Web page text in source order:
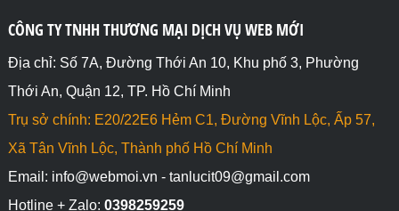
CÔNG TY TNHH THƯƠNG MẠI DỊCH VỤ WEB MỚI
Địa chỉ: Số 7A, Đường Thới An 10, Khu phố 3, Phường
Thới An, Quận 12, TP. Hồ Chí Minh
Trụ sở chính: E20/22E6 Hẻm C1, Đường Vĩnh Lộc, Ấp 57,
Xã Tân Vĩnh Lộc, Thành phố Hồ Chí Minh
Email: info@webmoi.vn - tanlucit09@gmail.com
Hotline + Zalo: 0398259259